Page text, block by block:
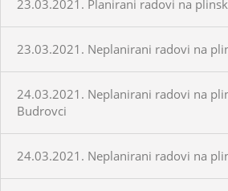
23.03.2021. Planirani radovi na
23.03.2021. Neplanirani radovi na
24.03.2021. Neplanirani radovi na
Budrovci
24.03.2021. Neplanirani radovi na